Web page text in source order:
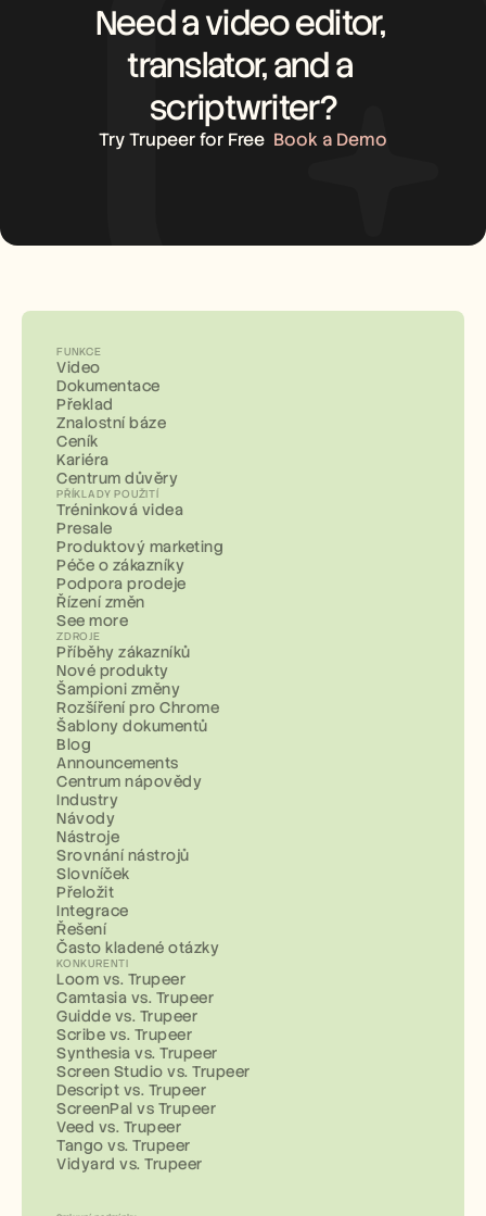
Need a video editor,
translator, and a
scriptwriter?
Try Trupeer for Free Book a Demo
FUNKCE
Video
Dokumentace
Překlad
Znalostní báze
Ceník
Kariéra
Centrum důvěry
PŘÍKLADY POUŽITÍ
Tréninková videa
Presale
Produktový marketing
Péče o zákazníky
Podpora prodeje
Řízení změn
See more
ZDROJE
Příběhy zákazníků
Nové produkty
Šampioni změny
Rozšíření pro Chrome
Šablony dokumentů
Blog
Announcements
Centrum nápovědy
Industry
Návody
Nástroje
Srovnání nástrojů
Slovníček
Přeložit
Integrace
Řešení
Často kladené otázky
KONKURENTI
Loom vs. Trupeer
Camtasia vs. Trupeer
Guidde vs. Trupeer
Scribe vs. Trupeer
Synthesia vs. Trupeer
Screen Studio vs. Trupeer
Descript vs. Trupeer
ScreenPal vs Trupeer
Veed vs. Trupeer
Tango vs. Trupeer
Vidyard vs. Trupeer